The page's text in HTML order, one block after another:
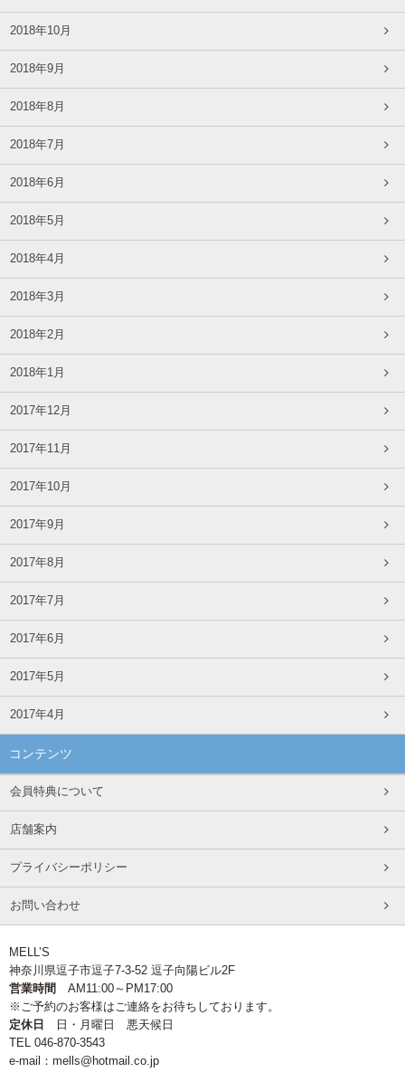
2018年10月
2018年9月
2018年8月
2018年7月
2018年6月
2018年5月
2018年4月
2018年3月
2018年2月
2018年1月
2017年12月
2017年11月
2017年10月
2017年9月
2017年8月
2017年7月
2017年6月
2017年5月
2017年4月
コンテンツ
会員特典について
店舗案内
プライバシーポリシー
お問い合わせ
MELL’S
神奈川県逗子市逗子7-3-52 逗子向陽ビル2F
営業時間
AM11:00～PM17:00
※ご予約のお客様はご連絡をお待ちしております。
定休日
日・月曜日 悪天候日
TEL 046-870-3543
e-mail：mells@hotmail.co.jp